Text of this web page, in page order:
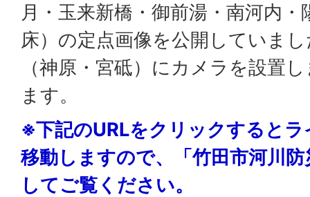
月・玉来新橋・御前湯・南河内
床）の定点画像を公開していま
（神原・宮砥）にカメラを設置
ます。
※下記のURLをクリックすると
移動しますので、「竹田市河川
してご覧ください。